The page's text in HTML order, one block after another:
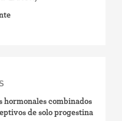
hormonales combinados
de solo progestina